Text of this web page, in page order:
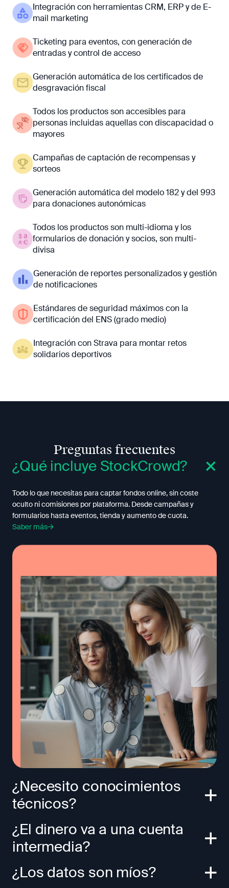
Integración con herramientas CRM, ERP y de E-
mail marketing
Ticketing para eventos, con generación de
entradas y control de acceso
Generación automática de los certificados de
desgravación fiscal
Todos los productos son accesibles para
personas incluidas aquellas con discapacidad o
mayores
Campañas de captación de recompensas y
sorteos
Generación automática del modelo 182 y del 993
para donaciones autonómicas
Todos los productos son multi-idioma y los
formularios de donación y socios, son multi-
divisa
Generación de reportes personalizados y gestión
de notificaciones
Estándares de seguridad máximos con la
certificación del ENS (grado medio)
Integración con Strava para montar retos
solidarios deportivos
Preguntas frecuentes
¿Qué incluye StockCrowd?
Todo lo que necesitas para captar fondos online, sin coste
oculto ni comisiones por plataforma. Desde campañas y
formularios hasta eventos, tienda y aumento de cuota.
Saber más
¿Necesito conocimientos
técnicos?
¿El dinero va a una cuenta
intermedia?
¿Los datos son míos?